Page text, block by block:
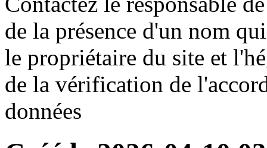
de la présence d'un nom
le propriétaire du site et
de la vérification de
données